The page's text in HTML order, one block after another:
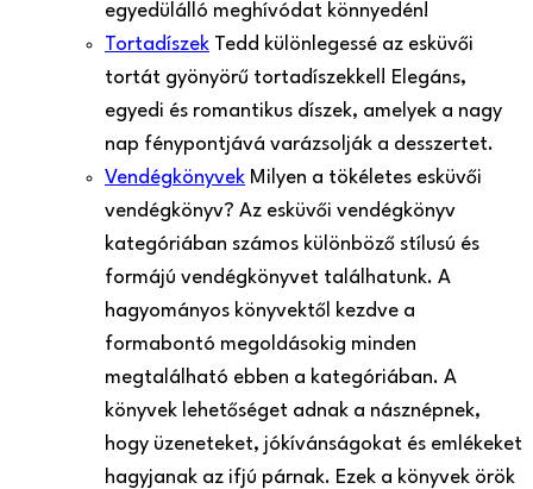
egyedülálló meghívódat könnyedén!
Tortadíszek Tedd különlegessé az esküvői
tortát gyönyörű tortadíszekkel! Elegáns,
egyedi és romantikus díszek, amelyek a nagy
nap fénypontjává varázsolják a desszertet.
Vendégkönyvek Milyen a tökéletes esküvői
vendégkönyv? Az esküvői vendégkönyv
kategóriában számos különböző stílusú és
formájú vendégkönyvet találhatunk. A
hagyományos könyvektől kezdve a
formabontó megoldásokig minden
megtalálható ebben a kategóriában. A
könyvek lehetőséget adnak a násznépnek,
hogy üzeneteket, jókívánságokat és emlékeket
hagyjanak az ifjú párnak. Ezek a könyvek örök